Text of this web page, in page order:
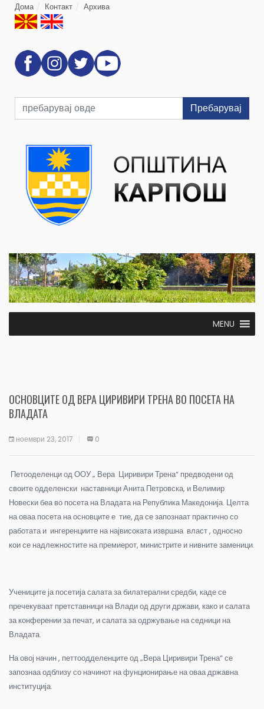
Дома Контакт Архива
Пребарувај
MENU
ОСНОВЦИТЕ ОД ВЕРА ЦИРИВИРИ ТРЕНА ВО ПОСЕТА НА
ВЛАДАТА
ноември 23, 2017 0
Петооделенци од ООУ „ Вера Циривири Трена“ предводени од
своите одделенски наставници Анита Петровска, и Велимир
Новески беа во посета на Владата на Република Македонија. Целта
на оваа посета на основците е тие, да се запознаат практично со
работата и ингеренциите на највисоката извршна власт , односно
кои се надлежностите на премиерот, министрите и нивните заменици.
Учениците ја посетија салата за билатерални средби, каде се
пречекуваат претставници на Влади од други држави, како и салата
за конферении за печат, и салата за одржување на седници на
Владата.
На овој начин , петтоодделенците од „Вера Циривири Трена“ се
запознаа одблизу со начинот на фунционирање на оваа државна
институција.